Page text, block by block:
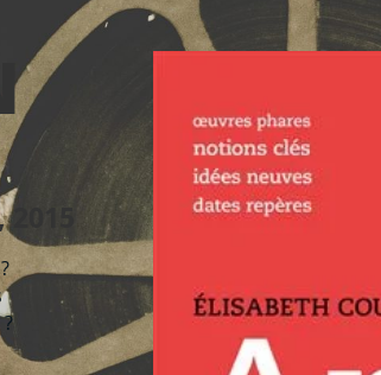
2015